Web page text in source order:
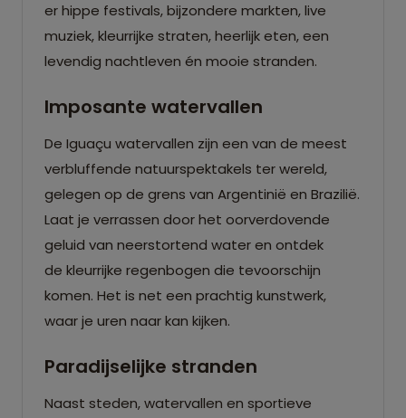
er hippe festivals, bijzondere markten, live
muziek, kleurrijke straten, heerlijk eten, een
levendig nachtleven én mooie stranden.
Imposante watervallen
De Iguaçu watervallen zijn een van de meest
verbluffende natuurspektakels ter wereld,
gelegen op de grens van Argentinië en Brazilië.
Laat je verrassen door het oorverdovende
geluid van neerstortend water en ontdek
de kleurrijke regenbogen die tevoorschijn
komen. Het is net een prachtig kunstwerk,
waar je uren naar kan kijken.
Paradijselijke stranden
Naast steden, watervallen en sportieve